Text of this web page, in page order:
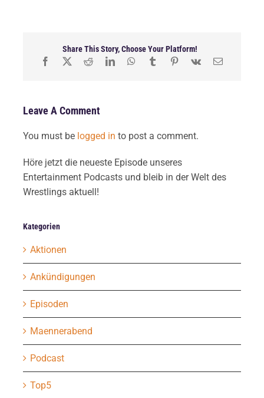
Share This Story, Choose Your Platform!
Leave A Comment
You must be logged in to post a comment.
Höre jetzt die neueste Episode unseres
Entertainment Podcasts und bleib in der Welt des
Wrestlings aktuell!
Kategorien
Aktionen
Ankündigungen
Episoden
Maennerabend
Podcast
Top5